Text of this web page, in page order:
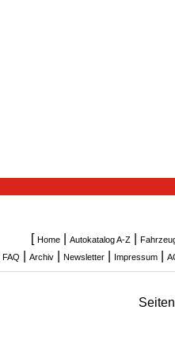
[ Home| Autokatalog A-Z|
FAQ Archiv Newsletter Impressum